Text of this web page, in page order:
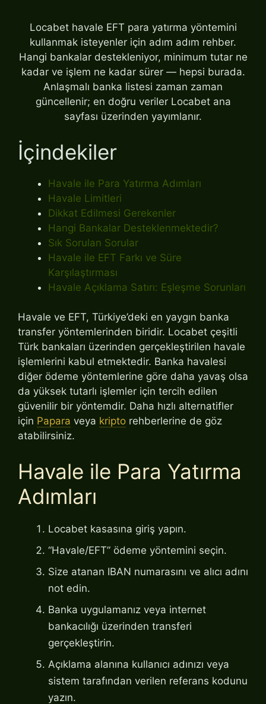
Locabet havale EFT para yatırma yöntemini
kullanmak isteyenler için adım adım rehber.
Hangi bankalar destekleniyor, minimum tutar ne
kadar ve işlem ne kadar sürer — hepsi burada.
Anlaşmalı banka listesi zaman zaman
güncellenir; en doğru veriler Locabet ana
sayfası üzerinden yayımlanır.
İçindekiler
Havale ile Para Yatırma Adımları
Havale Limitleri
Dikkat Edilmesi Gerekenler
Hangi Bankalar Desteklenmektedir?
Sık Sorulan Sorular
Havale ile EFT Farkı ve Süre
Karşılaştırması
Havale Açıklama Satırı: Eşleşme Sorunları
Havale ve EFT, Türkiye’deki en yaygın banka
transfer yöntemlerinden biridir. Locabet çeşitli
Türk bankaları üzerinden gerçekleştirilen havale
işlemlerini kabul etmektedir. Banka havalesi
diğer ödeme yöntemlerine göre daha yavaş olsa
da yüksek tutarlı işlemler için tercih edilen
güvenilir bir yöntemdir. Daha hızlı alternatifler
için Papara veya kripto rehberlerine de göz
atabilirsiniz.
Havale ile Para Yatırma
Adımları
Locabet kasasına giriş yapın.
“Havale/EFT” ödeme yöntemini seçin.
Size atanan IBAN numarasını ve alıcı adını
not edin.
Banka uygulamanız veya internet
bankacılığı üzerinden transferi
gerçekleştirin.
Açıklama alanına kullanıcı adınızı veya
sistem tarafından verilen referans kodunu
yazın.